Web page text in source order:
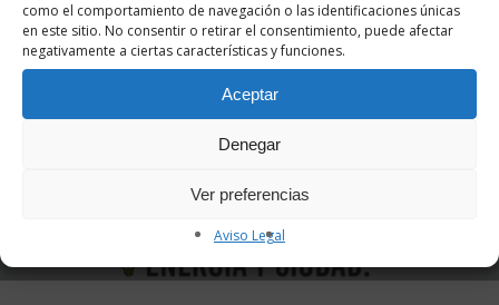
como el comportamiento de navegación o las identificaciones únicas
en este sitio. No consentir o retirar el consentimiento, puede afectar
negativamente a ciertas características y funciones.
Aceptar
Denegar
Ver preferencias
Aviso Legal
Siguiente Entrada
MOOC Energía y ciudad: hacia la
transición energética –
Lanzamiento 15 octubre